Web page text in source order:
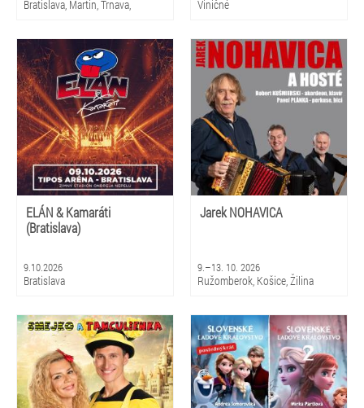
Bratislava, Martin, Trnava,
Mikuláš, Košice, Prešov, Banská
Bystrica, Žilina
Viničné
ELÁN & Kamaráti
(Bratislava)
9.10.2026
Bratislava
Jarek NOHAVICA
9.–13. 10. 2026
Ružomberok, Košice, Žilina